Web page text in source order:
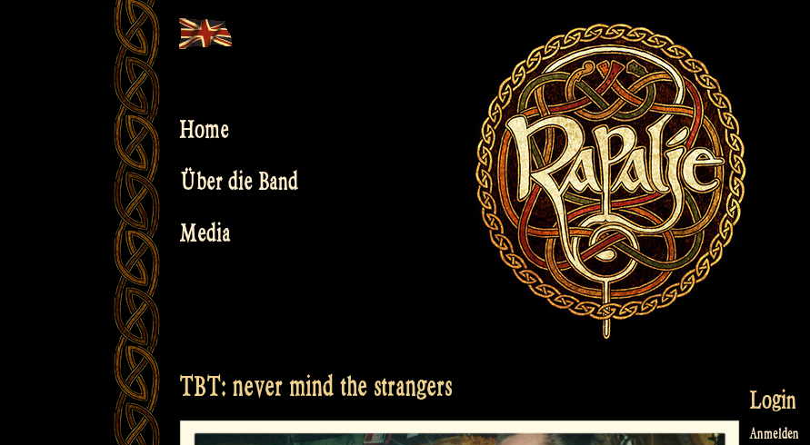
to
Home
Über die Band
Media
TBT: never mind the strangers Login
Anmelden